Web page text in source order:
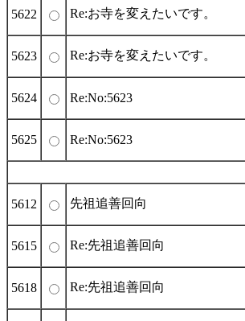
5622 Re:お寺を変えたいです。
5623 Re:お寺を変えたいです。
5624 Re:No:5623
5625 Re:No:5623
5612 先祖追善回向
5615 Re:先祖追善回向
5618 Re:先祖追善回向